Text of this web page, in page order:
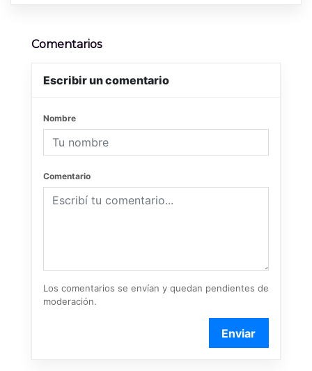
Comentarios
Escribir un comentario
Nombre
Comentario
Los comentarios se envían y quedan pendientes de
moderación.
Enviar